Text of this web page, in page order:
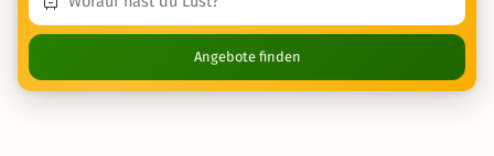
Angebote finden